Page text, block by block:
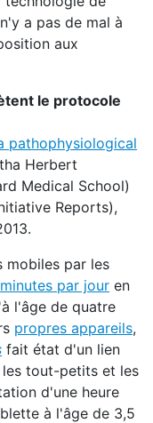
a pas de mal à
aux
le protocole
pathophysiological
Herbert
Medical School)
Reports),
mobiles par les
par jour en
l'âge de quatre
propres appareils,
fait état d'un lien
tout-petits et les
d'une heure
à l'âge de 3,5